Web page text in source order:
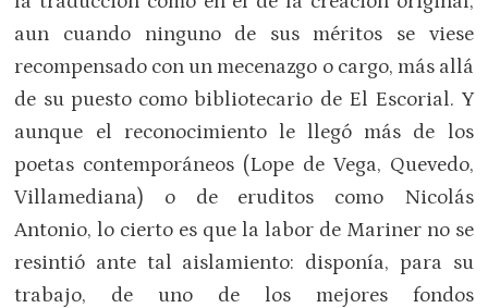
aun cuando ninguno de sus méritos se viese
recompensado con un mecenazgo o cargo, más allá
de su puesto como bibliotecario de El Escorial. Y
aunque el reconocimiento le llegó más de los
poetas contemporáneos (Lope de Vega, Quevedo,
Villamediana) o de eruditos como Nicolás
Antonio, lo cierto es que la labor de Mariner no se
resintió ante tal aislamiento: disponía, para su
trabajo, de uno de los mejores fondos